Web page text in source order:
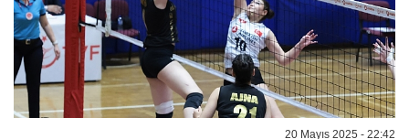
20 Mayıs 2025 - 22:42